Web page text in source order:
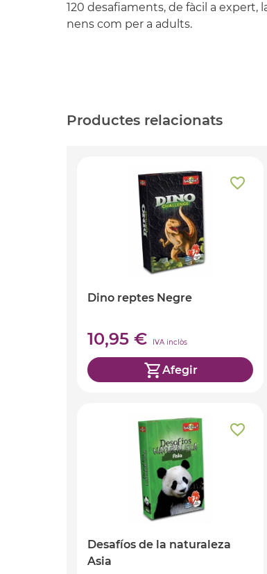
120 desafiaments, de fàcil a expert,
nens com per a adults.
Productes relacionats
Dino reptes Negre
10,95 € IVA inclòs
Afegir
Desafíos de la naturaleza
Asia